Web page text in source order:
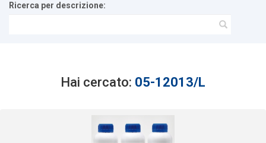
Ricerca per descrizione:
Hai cercato: 05-12013/L